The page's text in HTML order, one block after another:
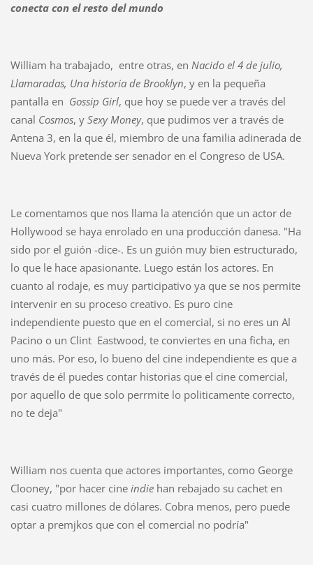
conecta con el resto del mundo
William ha trabajado, entre otras, en Nacido el 4 de julio,
Llamaradas, Una historia de Brooklyn, y en la pequeña
pantalla en Gossip Girl, que hoy se puede ver a través del
canal Cosmos, y Sexy Money, que pudimos ver a través de
Antena 3, en la que él, miembro de una familia adinerada de
Nueva York pretende ser senador en el Congreso de USA.
Le comentamos que nos llama la atención que un actor de
Hollywood se haya enrolado en una producción danesa. "Ha
sido por el guión -dice-. Es un guión muy bien estructurado,
lo que le hace apasionante. Luego están los actores. En
cuanto al rodaje, es muy participativo ya que se nos permite
intervenir en su proceso creativo. Es puro cine
independiente puesto que en el comercial, si no eres un Al
Pacino o un Clint Eastwood, te conviertes en una ficha, en
uno más. Por eso, lo bueno del cine independiente es que a
través de él puedes contar historias que el cine comercial,
por aquello de que solo perrmite lo politicamente correcto,
no te deja"
William nos cuenta que actores importantes, como George
Clooney, "por hacer cine indiehan rebajado su cachet en
casi cuatro millones de dólares. Cobra menos, pero puede
optar a premjkos que con el comercial no podría"